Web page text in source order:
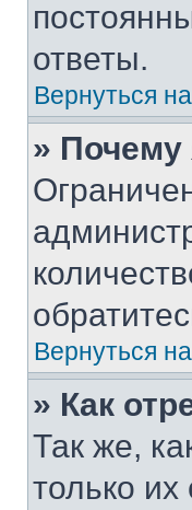
ответы.
Вернуться
» Почему
Вернуться
» Как
Так же,
только